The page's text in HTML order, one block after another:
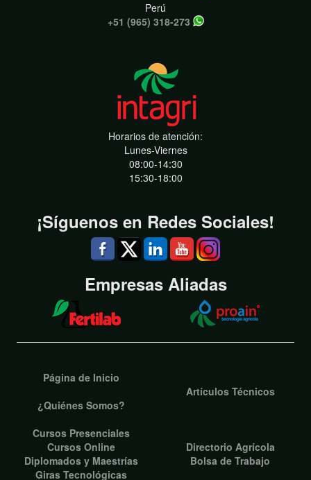
Perú
+51 (965) 318-273
Horarios de atención:
Lunes-Viernes
08:00-14:30
15:30-18:00
¡Síguenos en Redes Sociales!
Empresas Aliadas
Página de Inicio
¿Quiénes Somos?
Artículos Técnicos
Cursos Presenciales
Cursos Online
Diplomados y Maestrías
Giras Tecnológicas
Directorio Agrícola
Bolsa de Trabajo